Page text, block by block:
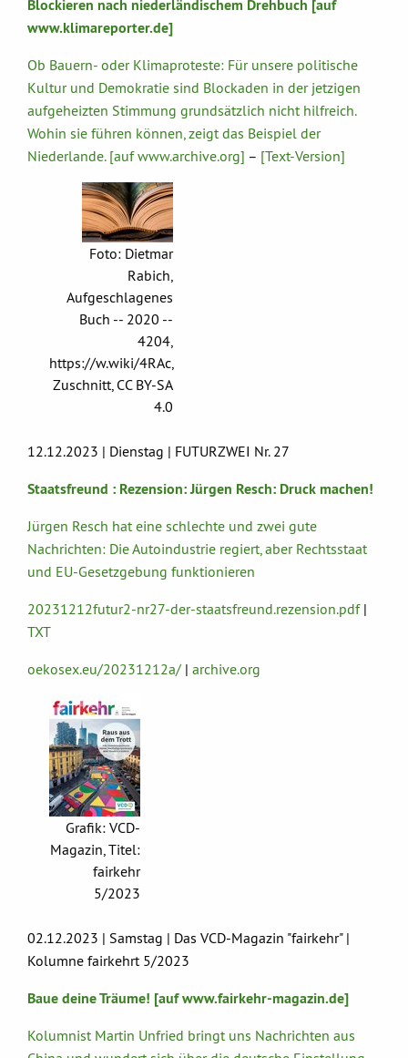
Blockieren nach niederländischem Drehbuch [auf
www.klimareporter.de]
Ob Bauern- oder Klimaproteste: Für unsere politische
Kultur und Demokratie sind Blockaden in der jetzigen
aufgeheizten Stimmung grundsätzlich nicht hilfreich.
Wohin sie führen können, zeigt das Beispiel der
Niederlande. [auf www.archive.org] – [Text-Version]
Foto: Dietmar
Rabich,
Aufgeschlagenes
Buch -- 2020 --
4204,
https://w.wiki/4RAc,
Zuschnitt, CC BY-SA
4.0
12.12.2023 | Dienstag | FUTURZWEI Nr. 27
Staatsfreund : Rezension: Jürgen Resch: Druck machen!
Jürgen Resch hat eine schlechte und zwei gute
Nachrichten: Die Autoindustrie regiert, aber Rechtsstaat
und EU-Gesetzgebung funktionieren
20231212futur2-nr27-der-staatsfreund.rezension.pdf|
TXT
oekosex.eu/20231212a/ | archive.org
Grafik: VCD-
Magazin, Titel:
fairkehr
5/2023
02.12.2023 | Samstag | Das VCD-Magazin "fairkehr" |
Kolumne fairkehrt 5/2023
Baue deine Träume! [auf www.fairkehr-magazin.de]
Kolumnist Martin Unfried bringt uns Nachrichten aus